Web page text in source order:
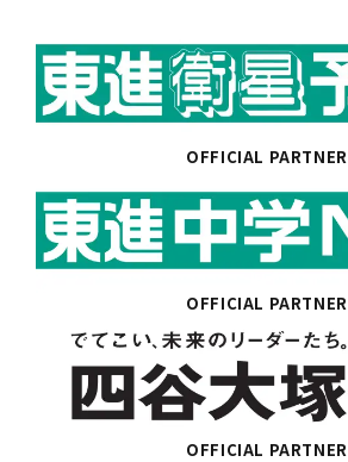
OFFICIAL PARTNER
OFFICIAL PARTNER
OFFICIAL PARTNER